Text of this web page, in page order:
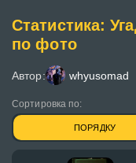
Статистика:
по фото
Автор: whyusomad
Сортировка по:
ПОРЯДКУ